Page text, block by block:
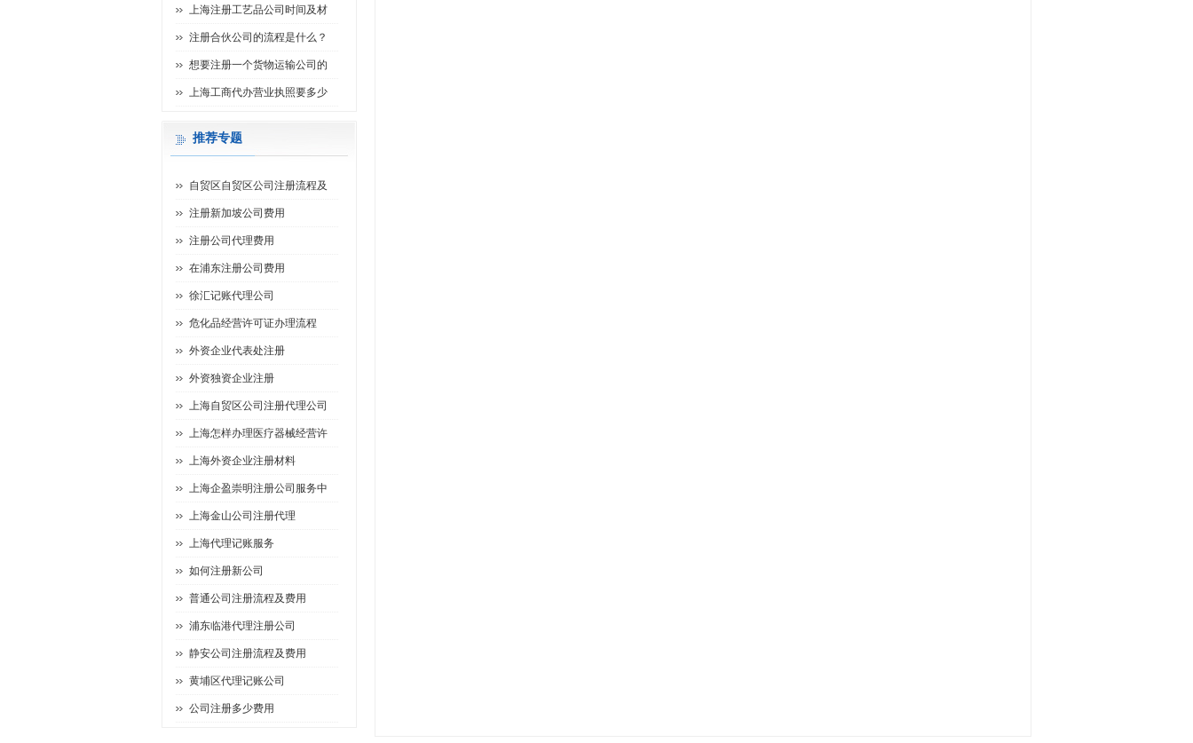
上海注册工艺品公司时间及材
注册合伙公司的流程是什么？
想要注册一个货物运输公司的
上海工商代办营业执照要多少
推荐专题
自贸区自贸区公司注册流程及
注册新加坡公司费用
注册公司代理费用
在浦东注册公司费用
徐汇记账代理公司
危化品经营许可证办理流程
外资企业代表处注册
外资独资企业注册
上海自贸区公司注册代理公司
上海怎样办理医疗器械经营许
上海外资企业注册材料
上海企盈崇明注册公司服务中
上海金山公司注册代理
上海代理记账服务
如何注册新公司
普通公司注册流程及费用
浦东临港代理注册公司
静安公司注册流程及费用
黄埔区代理记账公司
公司注册多少费用